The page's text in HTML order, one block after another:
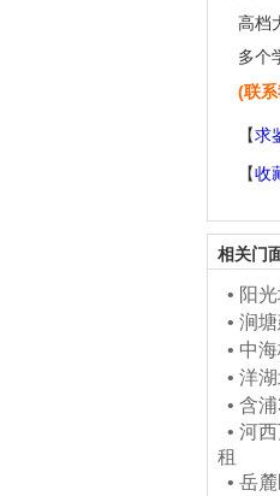
高档
多个
(联
【求
【收
相关门
• 阳
• 涧
• 中
• 洋
• 含
• 河
租
• 岳